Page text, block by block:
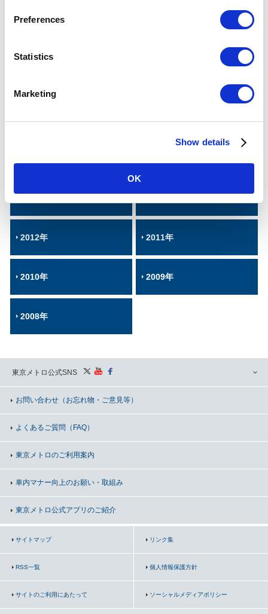
Preferences
Statistics
Marketing
Show details
OK
2012年 2011年
2010年 2009年
2008年
東京メトロ公式SNS
お問い合わせ （お忘れ物・ご意見等）
よくあるご質問（FAQ）
東京メトロのご利用案内
車内マナー向上のお願い・取組み
東京メトロ公式アプリのご紹介
サイトマップ リンク集
RSS一覧 個人情報保護方針
サイトのご利用にあたって ソーシャルメディアポリシー